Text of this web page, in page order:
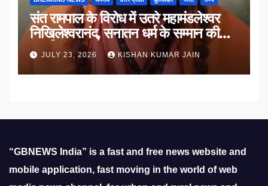
संत रामपाल के विरोध में उतरे महामंडलेश्वर
निखिलेश्वरानंद, सनातन धर्म के सम्मान की
उठाई मांग
JULY 23, 2026 KISHAN KUMAR JAIN
“GBNEWS India” is a fast and free news website and
mobile application, fast moving in the world of web